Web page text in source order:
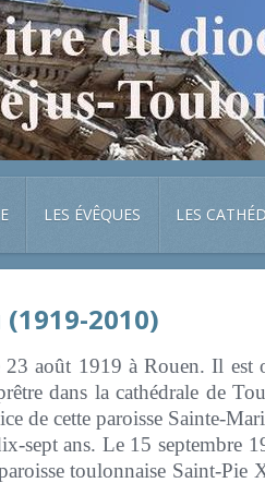
LES ÉVÊQUES LES
2010)
23 août 1919 à Rouen. Il est
dans la cathédrale de
de cette paroisse Sainte-
sept ans. Le 15 septembre
toulonnaise Saint-Pie